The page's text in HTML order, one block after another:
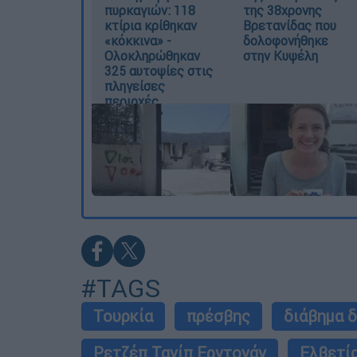
πυρκαγιών: 118
κτίρια κρίθηκαν
«κόκκινα» -
Ολοκληρώθηκαν
325 αυτοψίες στις
πληγείσες
περιοχές
της 38χρονης
Βρετανίδας που
δολοφονήθηκε
στην Κυψέλη
#TAGS
Τουρκία πρέσβης διάβημα
Ρετζέπ Ταγίπ Ερντογάν